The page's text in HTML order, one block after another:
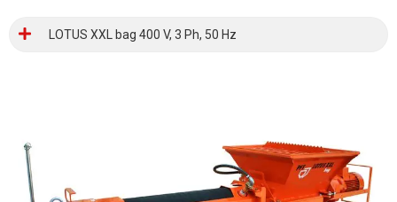
LOTUS XXL bag 400 V, 3 Ph, 50 Hz